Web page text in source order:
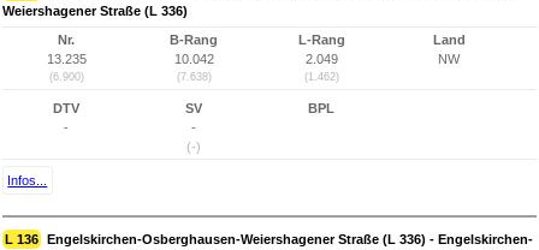
Weiershagener Straße (L 336)
Nr.
13.235
(6.900)
B-Rang
10.042
(7.638)
L-Rang
2.049
(1.462)
Land
NW
DTV
-
SV
-
(-)
BPL
Infos...
L 136 Engelskirchen-Osberghausen-Weiershagener Straße (L 336) - Engelskirchen-